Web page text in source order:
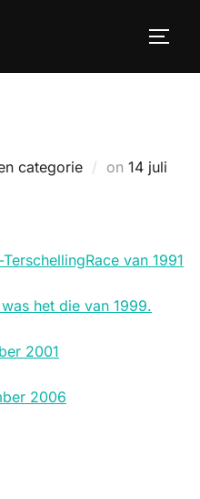
categorie on Geplaatst
14 juli
van 1991
het die van 1999.
2001
2006